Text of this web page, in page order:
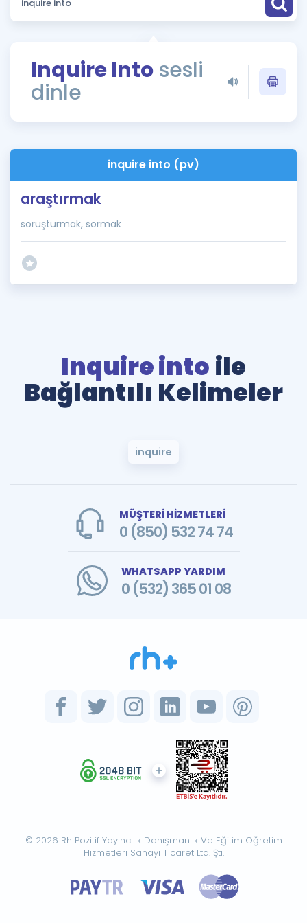
ÖSYM Sınav Takvimi
Kampanyalar
İngilizce Gramer
Inquire Into sesli
dinle
inquire into (pv)
araştırmak
soruşturmak, sormak
Inquire into ile
Bağlantılı Kelimeler
inquire
MÜŞTERİ HİZMETLERİ
0 (850) 532 74 74
WHATSAPP YARDIM
0 (532) 365 01 08
© 2026 Rh Pozitif Yayıncılık Danışmanlık Ve Eğitim Öğretim
Hizmetleri Sanayi Ticaret Ltd. Şti.